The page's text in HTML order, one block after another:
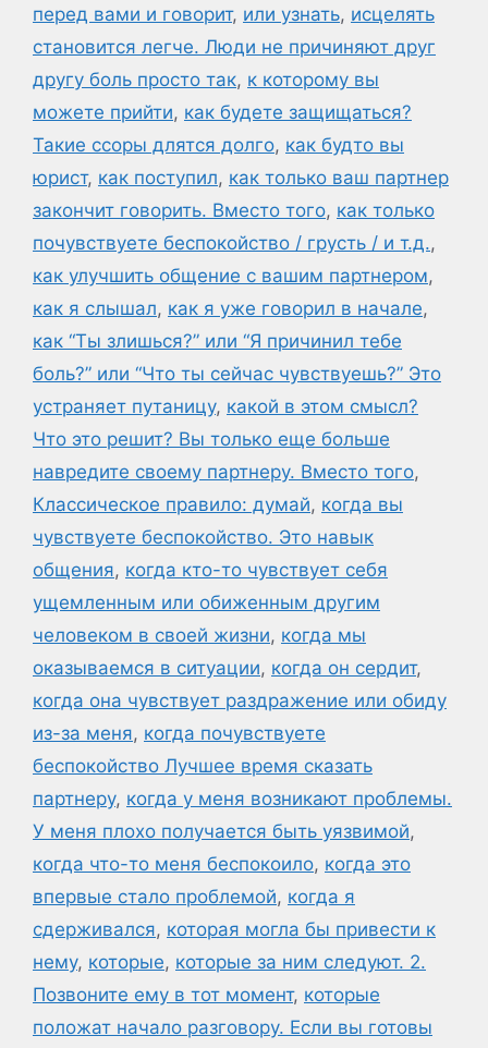
перед вами и говорит, или узнать, исцелять
становится легче. Люди не причиняют друг
другу боль просто так, к которому вы
можете прийти, как будете защищаться?
Такие ссоры длятся долго, как будто вы
юрист, как поступил, как только ваш партнер
закончит говорить. Вместо того, как только
почувствуете беспокойство / грусть / и т.д.,
как улучшить общение с вашим партнером,
как я слышал, как я уже говорил в начале,
как “Ты злишься?” или “Я причинил тебе
боль?” или “Что ты сейчас чувствуешь?” Это
устраняет путаницу, какой в этом смысл?
Что это решит? Вы только еще больше
навредите своему партнеру. Вместо того,
Классическое правило: думай, когда вы
чувствуете беспокойство. Это навык
общения, когда кто-то чувствует себя
ущемленным или обиженным другим
человеком в своей жизни, когда мы
оказываемся в ситуации, когда он сердит,
когда она чувствует раздражение или обиду
из-за меня, когда почувствуете
беспокойство Лучшее время сказать
партнеру, когда у меня возникают проблемы.
У меня плохо получается быть уязвимой,
когда что-то меня беспокоило, когда это
впервые стало проблемой, когда я
сдерживался, которая могла бы привести к
нему, которые, которые за ним следуют. 2.
Позвоните ему в тот момент, которые
положат начало разговору. Если вы готовы